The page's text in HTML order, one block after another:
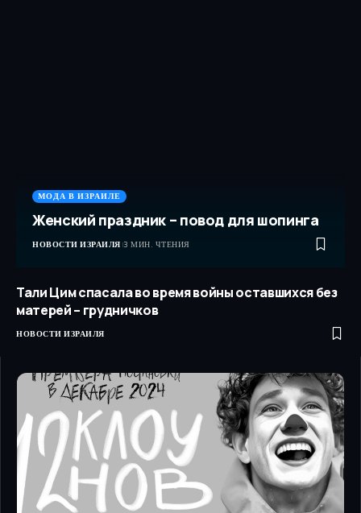
МОДА В ИЗРАИЛЕ
Женский праздник – повод для шопинга
НОВОСТИ ИЗРАИЛЯ 3 МИН. ЧТЕНИЯ
Тали Цим спасала во время войны оставшихся без
матерей – грудничков
НОВОСТИ ИЗРАИЛЯ